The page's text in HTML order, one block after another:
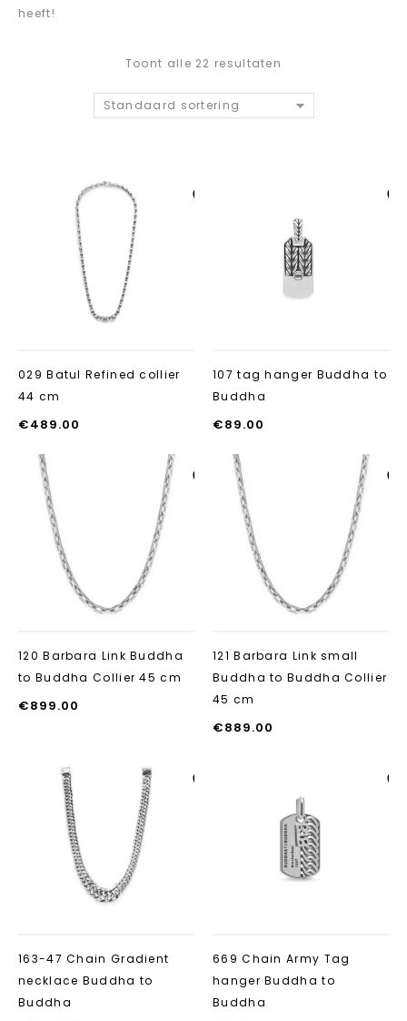
heeft!
Toont alle 22 resultaten
Standaard sortering
029 Batul Refined collier
44 cm
€489.00
107 tag hanger Buddha to
Buddha
€89.00
120 Barbara Link Buddha
to Buddha Collier 45 cm
€899.00
121 Barbara Link small
Buddha to Buddha Collier
45 cm
€889.00
163-47 Chain Gradient
necklace Buddha to
Buddha
669 Chain Army Tag
hanger Buddha to
Buddha